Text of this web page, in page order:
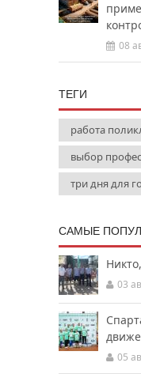
08
ТЕГИ
работа
выбор
три дня для
САМЫЕ
03
05